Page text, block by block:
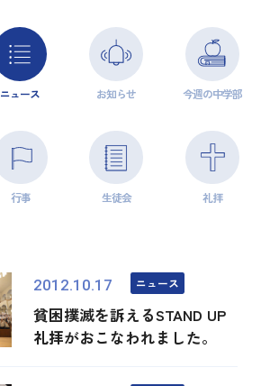
ニュース お知らせ 今週の中学部
行事 生徒会 礼拝
2012.10.17 ニュース
貧困撲滅を訴えるSTAND UP
礼拝がおこなわれました。